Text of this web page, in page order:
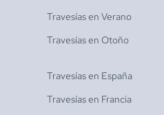
Travesías en Verano
Travesías en Otoño
Travesías en España
Travesías en Francia